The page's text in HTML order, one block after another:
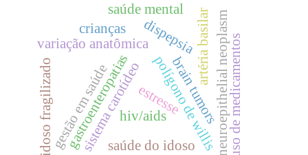
brain tumors
polígono de willis
sistema carotídeo
variação anatômica artéria basilar
dispepsia
gastroenteropatias estresse
saúde mental
neuroepithelial neoplasm
gestão em saúde
crianças
idoso fragilizado saúde do idoso
hiv/aids uso de medicamentos